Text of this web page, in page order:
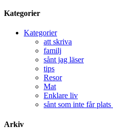
Kategorier
Kategorier
att skriva
familj
sånt jag läser
tips
Resor
Mat
Enklare liv
sånt som inte får
Arkiv